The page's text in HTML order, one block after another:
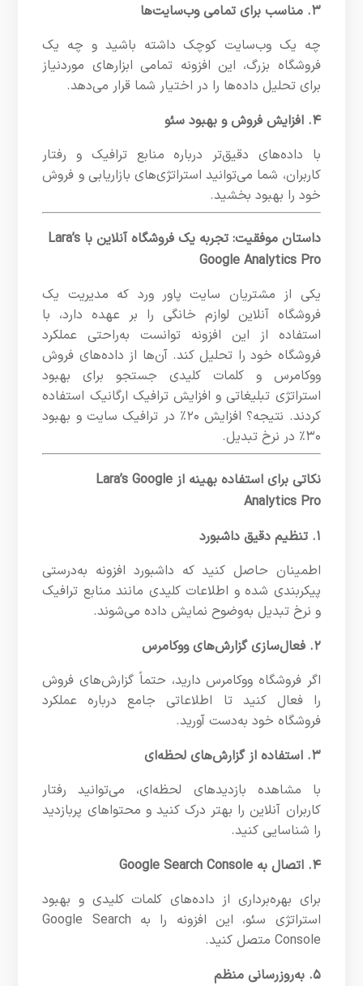
۳. مناسب برای تمامی وب‌سایت‌ها
چه یک وب‌سایت کوچک داشته باشید و چه یک
فروشگاه بزرگ، این افزونه تمامی ابزارهای موردنیاز
برای تحلیل داده‌ها را در اختیار شما قرار می‌دهد.
۴. افزایش فروش و بهبود سئو
با داده‌های دقیق‌تر درباره منابع ترافیک و رفتار
کاربران، شما می‌توانید استراتژی‌های بازاریابی و فروش
خود را بهبود بخشید.
داستان موفقیت: تجربه یک فروشگاه آنلاین با Lara’s
Google Analytics Pro
یکی از مشتریان سایت پاور ورد که مدیریت یک
فروشگاه آنلاین لوازم خانگی را بر عهده دارد، با
استفاده از این افزونه توانست به‌راحتی عملکرد
فروشگاه خود را تحلیل کند. آن‌ها از داده‌های فروش
ووکامرس و کلمات کلیدی جستجو برای بهبود
استراتژی تبلیغاتی و افزایش ترافیک ارگانیک استفاده
کردند. نتیجه؟ افزایش ۲۰٪ در ترافیک سایت و بهبود
۳۰٪ در نرخ تبدیل.
نکاتی برای استفاده بهینه از Lara’s Google
Analytics Pro
۱. تنظیم دقیق داشبورد
اطمینان حاصل کنید که داشبورد افزونه به‌درستی
پیکربندی شده و اطلاعات کلیدی مانند منابع ترافیک
و نرخ تبدیل به‌وضوح نمایش داده می‌شوند.
۲. فعال‌سازی گزارش‌های ووکامرس
اگر فروشگاه ووکامرس دارید، حتماً گزارش‌های فروش
را فعال کنید تا اطلاعاتی جامع درباره عملکرد
فروشگاه خود به‌دست آورید.
۳. استفاده از گزارش‌های لحظه‌ای
با مشاهده بازدیدهای لحظه‌ای، می‌توانید رفتار
کاربران آنلاین را بهتر درک کنید و محتواهای پربازدید
را شناسایی کنید.
۴. اتصال به Google Search Console
برای بهره‌برداری از داده‌های کلمات کلیدی و بهبود
استراتژی سئو، این افزونه را به Google Search
Console متصل کنید.
۵. به‌روزرسانی منظم